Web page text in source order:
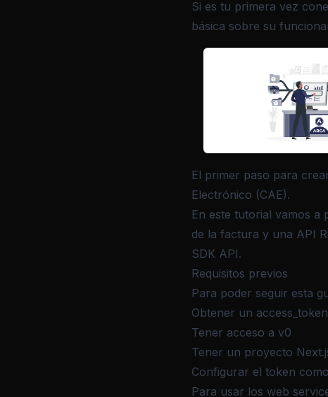
Si es tu primera vez
básica sobre su
El primer paso para
Electrónico (CAE).
En este tutorial vamos a
de la factura y una API
SDK API.
Requisitos previos
Para poder seguir esta
Obtener un
Tener acceso a v0
Tener un proyecto
Configurar el token
Para usar los web